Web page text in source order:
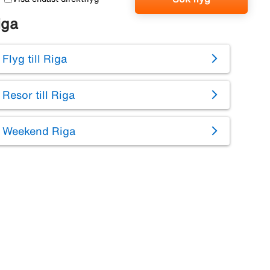
Flyg till Riga
Resor till Riga
Weekend Riga